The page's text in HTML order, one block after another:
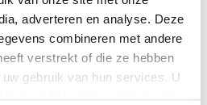
adverteren en analyse. Deze
combineren met andere
verstrekt of die ze hebben
gebruik van hun services. U
op zee in foto’s
een bemanningslid